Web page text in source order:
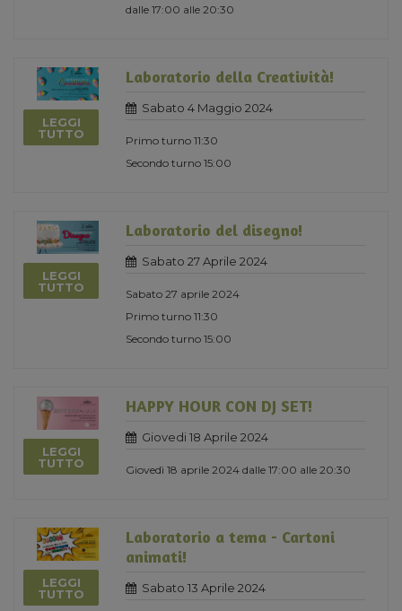
dalle 17:00 alle 20:30
LEGGI
TUTTO
Laboratorio della Creatività!
Sabato 4 Maggio 2024
Primo turno 11:30
Secondo turno 15:00
LEGGI
TUTTO
Laboratorio del disegno!
Sabato 27 Aprile 2024
Sabato 27 aprile 2024
Primo turno 11:30
Secondo turno 15:00
LEGGI
TUTTO
HAPPY HOUR CON DJ SET!
Giovedi 18 Aprile 2024
Giovedì 18 aprile 2024 dalle 17:00 alle 20:30
LEGGI
TUTTO
Laboratorio a tema - Cartoni
animati!
Sabato 13 Aprile 2024